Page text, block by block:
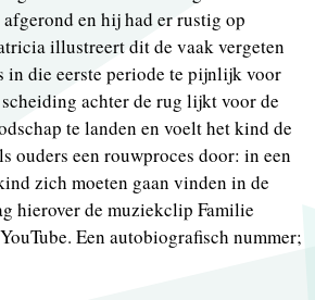
en hij had er rustig op
illustreert dit de vaak vergeten
in die eerste periode te pijnlijk voor
scheiding achter de rug lijkt voor de
te landen en voelt het kind de
ouders een rouwproces door: in een
zich moeten gaan vinden in de
hierover de muziekclip Familie
Een autobiografisch nummer;